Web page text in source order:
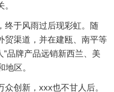
终于风雨过后现彩虹。随
贸渠道，并在建瓯、南平等
品牌产品远销新西兰、美
区。
创新，xxx也不甘人后。